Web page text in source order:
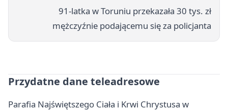
91-latka w Toruniu przekazała 30 tys. zł
mężczyźnie podającemu się za policjanta
Przydatne dane teleadresowe
Parafia Najświętszego Ciała i Krwi Chrystusa w